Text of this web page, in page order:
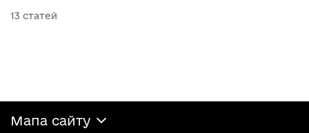
13
Мапа сайту